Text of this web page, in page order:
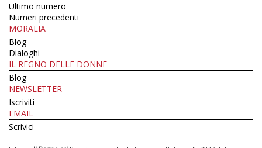
Ultimo numero
Numeri precedenti
MORALIA
Blog
Dialoghi
IL REGNO DELLE DONNE
Blog
NEWSLETTER
Iscriviti
EMAIL
Scrivici